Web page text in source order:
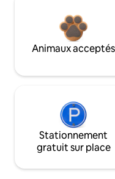
Animaux acceptés
Stationnement
gratuit sur place